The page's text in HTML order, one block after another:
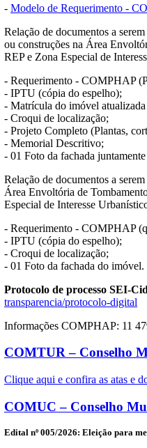
- Modelo de Requerimento -
Relação de documentos a
ou construções na Área
REP e Zona Especial de
- Requerimento - COMPHAP
- IPTU (cópia do espelho);
- Matrícula do imóvel
- Croqui de localização;
- Projeto Completo (Plantas,
- Memorial Descritivo;
- 01 Foto da fachada
Relação de documentos a
Área Envoltória de
Especial de Interesse
- Requerimento - COMPHAP
- IPTU (cópia do espelho);
- Croqui de localização;
- 01 Foto da fachada do imóvel.
Protocolo de processo SEI-
transparencia/protocolo-digital
Informações COMPHAP: 11
COMTUR – Conselho
Clique aqui e confira as atas e
COMUC – Conselho
Edital nº 005/2026: Eleição para